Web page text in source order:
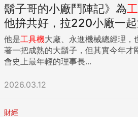
鬍子哥的小廠鬥陣記》為
他拚共好，拉220小廠一起
他是工具機大廠、永進機械總經理，
著一把成熟的大鬍子，但其實今年才
會史上最年輕的理事長...
2026.03.12
財經